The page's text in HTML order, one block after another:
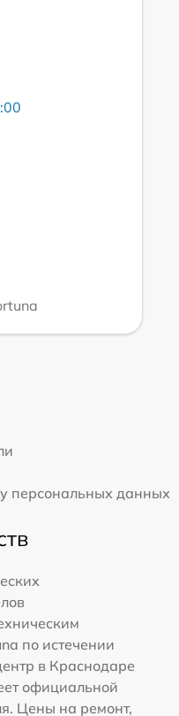
персональных данных
по истечении
в Краснодаре
официальной
Цены на ремонт,